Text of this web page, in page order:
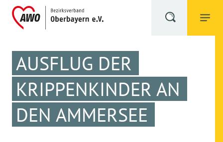
AUSFLUG DER
KRIPPENKINDER AN
DEN AMMERSEE